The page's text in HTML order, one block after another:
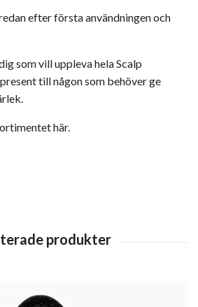
efter första användningen och
som vill uppleva hela Scalp
till någon som behöver ge
här.